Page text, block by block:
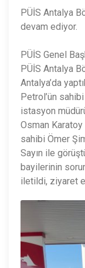
PÜİS Antalya
devam ediyor.
PÜİS Genel
PÜİS Antalya
Antalya’da
Petrol’ün
istasyon
Osman
sahibi Ömer
Sayın ile
bayilerinin
iletildi, ziyaret